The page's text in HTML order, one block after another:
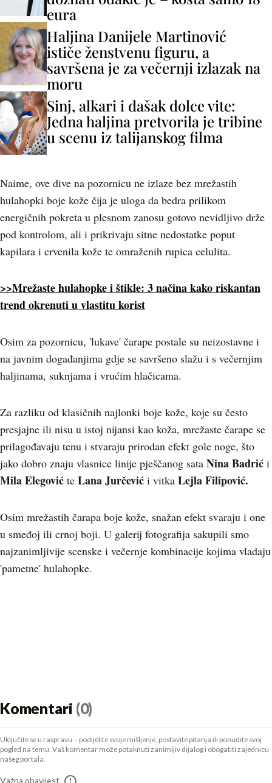
eura
Haljina Danijele Martinović
ističe ženstvenu figuru, a
savršena je za večernji izlazak na
moru
Sinj, alkari i dašak dolce vite:
Jedna haljina pretvorila je tribine
u scenu iz talijanskog filma
Naime, ove dive na pozornicu ne izlaze bez mrežastih
hulahopki boje kože čija je uloga da bedra prilikom
energičnih pokreta u plesnom zanosu gotovo nevidljivo drže
pod kontrolom, ali i prikrivaju sitne nedostatke poput
kapilara i crvenila kože te omraženih rupica celulita.
>>Mrežaste hulahopke i štikle: 3 načina kako riskantan
trend okrenuti u vlastitu korist
Osim za pozornicu, 'lukave' čarape postale su neizostavne i
na javnim događanjima gdje se savršeno slažu i s večernjim
haljinama, suknjama i vrućim hlačicama.
Za razliku od klasičnih najlonki boje kože, koje su često
presjajne ili nisu u istoj nijansi kao koža, mrežaste čarape se
prilagođavaju tenu i stvaraju prirodan efekt gole noge, što
jako dobro znaju vlasnice linije pješčanog sata Nina Badrić i
Mila Elegović te Lana Jurčević i vitka Lejla Filipović.
Osim mrežastih čarapa boje kože, snažan efekt svaraju i one
u smeđoj ili crnoj boji. U galerij fotografija sakupili smo
najzanimljivije scenske i večernje kombinacije kojima vladaju
'pametne' hulahopke.
Komentari (0)
Uključite se u raspravu – podijelite svoje mišljenje, postavite pitanja ili ponudite svoj
pogled na temu. Vaš komentar može potaknuti zanimljiv dijalog i obogatiti zajednicu
našeg portala.
Važna obavijest !